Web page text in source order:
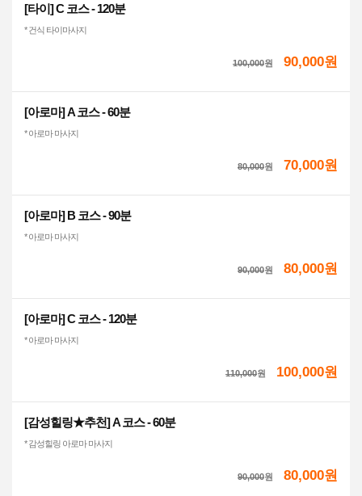
[타이] C 코스 - 120분
* 건식 타이마사지
100,000원 90,000원
[아로마] A 코스 - 60분
* 아로마 마사지
80,000원 70,000원
[아로마] B 코스 - 90분
* 아로마 마사지
90,000원 80,000원
[아로마] C 코스 - 120분
* 아로마 마사지
110,000원 100,000원
[감성힐링★추천] A 코스 - 60분
* 감성힐링 아로마 마사지
90,000원 80,000원